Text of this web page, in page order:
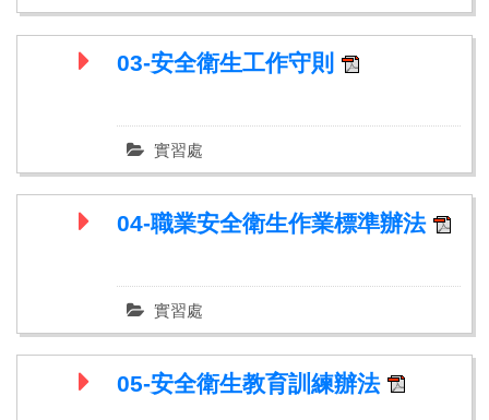
03-安全衛生工作守則
實習處
04-職業安全衛生作業標準辦法
實習處
05-安全衛生教育訓練辦法